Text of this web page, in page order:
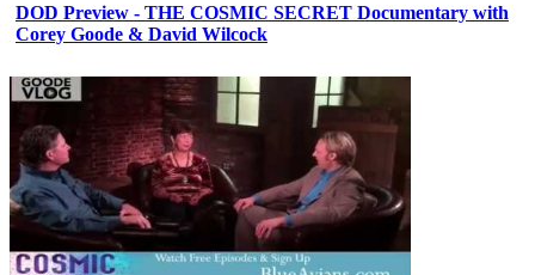
DOD Preview - THE COSMIC SECRET Documentary with
Corey Goode & David Wilcock